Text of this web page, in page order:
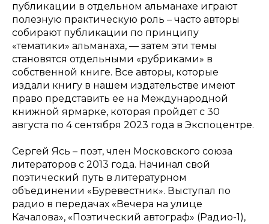
публикации в отдельном альманахе играют
полезную практическую роль – часто авторы
собирают публикации по принципу
«тематики» альманаха, — затем эти темы
становятся отдельными «рубриками» в
собственной книге. Все авторы, которые
издали книгу в нашем издательстве имеют
право представить ее на Международной
книжной ярмарке, которая пройдет с 30
августа по 4 сентября 2023 года в Экспоцентре.
Сергей Ясь – поэт, член Московского союза
литераторов с 2013 года. Начинал свой
поэтический путь в литературном
объединении «Буревестник». Выступал по
радио в передачах «Вечера на улице
Качалова», «Поэтический автограф» (Радио-1),